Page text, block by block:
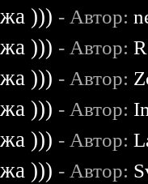
))) - Автор:
))) - Автор:
))) - Автор:
))) - Автор:
))) - Автор:
))) - Автор: